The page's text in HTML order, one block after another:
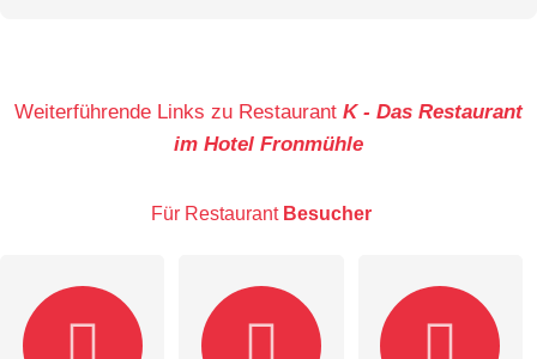
Weiterführende Links zu Restaurant K - Das Restaurant
im Hotel Fronmühle
Für Restaurant Besucher